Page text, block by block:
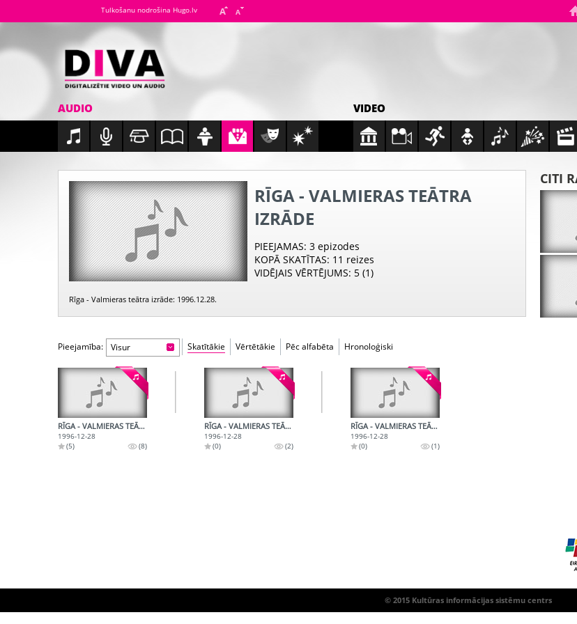
Tulkošanu nodrošina Hugo.lv
AUDIO VIDEO
RĪGA - VALMIERAS TEĀTRA
IZRĀDE
PIEEJAMAS: 3 epizodes
KOPĀ SKATĪTAS: 11 reizes
VIDĒJAIS VĒRTĒJUMS: 5 (1)
Rīga - Valmieras teātra izrāde: 1996.12.28.
CITI
Pieejamība: Visur Skatītākie Vērtētākie Pēc alfabēta Hronoloģiski
RĪGA - VALMIERAS TEĀTRA IZRĀDE - 1. RULLIS
1996-12-28
(5)
(8)
RĪGA - VALMIERAS TEĀTRA IZRĀDE - 3. RULLIS
1996-12-28
(0)
(2)
RĪGA - VALMIERAS TEĀTRA IZRĀDE - 2. RULLIS
1996-12-28
(0)
(1)
© 2015 Kultūras informācijas sistēmu centrs